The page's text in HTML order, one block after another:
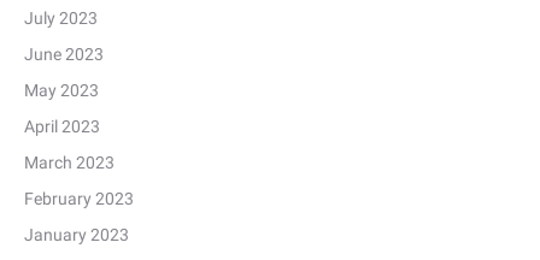
July 2023
June 2023
May 2023
April 2023
March 2023
February 2023
January 2023